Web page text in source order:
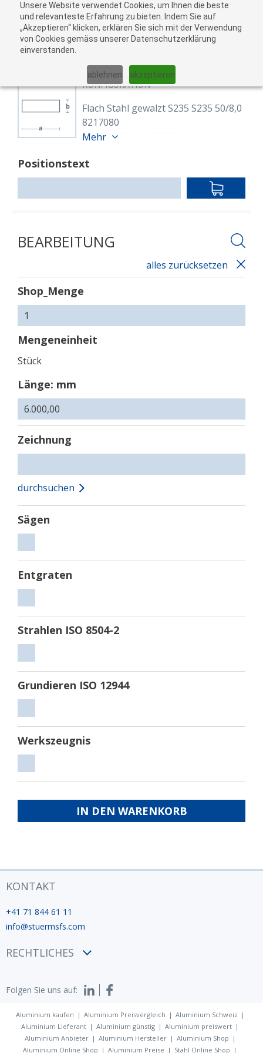
Unsere Website verwendet Cookies, um Ihnen die beste
und relevanteste Erfahrung zu bieten. Indem Sie auf
„Akzeptieren“ klicken, erklären Sie sich mit der Verwendung
von Cookies gemäss unserer Datenschutzerklärung
einverstanden.
ablehnen akzeptieren
01 02
KONFIGURATION
Flach Stahl gewalzt S235 S235 50/8,0
8217080
Flach 50/8 mm S235JR
warmgewalzt
Länge: 6,000.00 mm
Mehr
Positionstext
IN
BEARBEITUNG
alles zurücksetzen
Shop_Menge
Mengeneinheit
Stück
Länge: mm
Zeichnung
durchsuchen
Sägen
Entgraten
Strahlen ISO 8504-2
ISO
8504-
Grundieren ISO 12944
ISO
12944
Werkszeugnis
IN DEN WARENKORB
KONTAKT
+41 71 844 61 11
info@stuermsfs.com
RECHTLICHES
Datenschutzerklärung
Folgen Sie uns auf:
Aluminium kaufen Aluminium Preisvergleich
Aluminium Schweiz
Aluminium Lieferant
Aluminium günstig
Aluminium preiswert
Aluminium Anbieter
Aluminium Hersteller
Aluminium Shop
Aluminium Online Shop
Aluminium Preise Stahl Online Shop